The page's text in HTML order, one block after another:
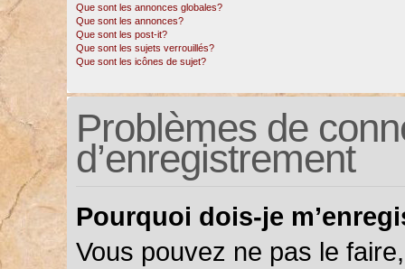
Que sont les annonces globales?
Que sont les annonces?
Que sont les post-it?
Que sont les sujets verrouillés?
Que sont les icônes de sujet?
Problèmes de
d’enregistrement
Pourquoi dois-je
Vous pouvez ne pas le